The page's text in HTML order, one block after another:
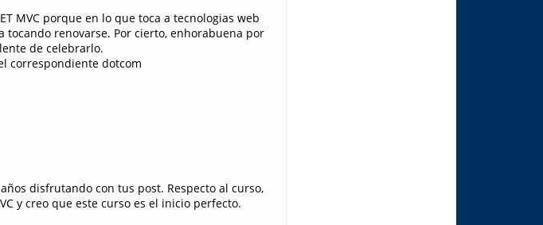
MVC porque en lo que toca a tecnologias web
tocando renovarse. Por cierto, enhorabuena por
de celebrarlo.
correspondiente dotcom
disfrutando con tus post. Respecto al curso,
y creo que este curso es el inicio perfecto.